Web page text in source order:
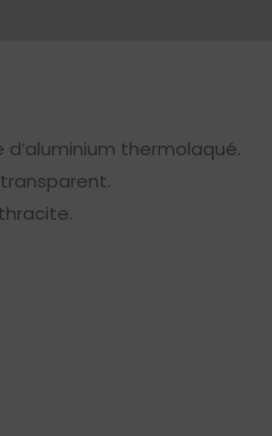
thermolaqué.